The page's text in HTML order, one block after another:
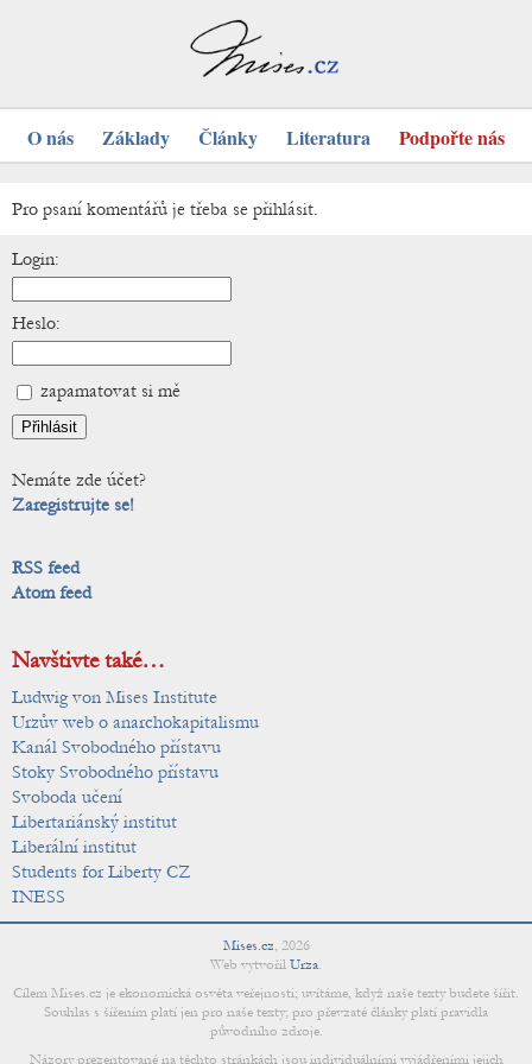
O nás Základy Články Literatura Podpořte nás
Pro psaní komentářů je třeba se přihlásit.
Login:
Heslo:
zapamatovat si mě
Nemáte zde účet?
Zaregistrujte se!
RSS feed
Atom feed
Navštivte také…
Ludwig von Mises Institute
Urzův web o anarchokapitalismu
Kanál Svobodného přístavu
Stoky Svobodného přístavu
Svoboda učení
Libertariánský institut
Liberální institut
Students for Liberty CZ
INESS
Mises.cz, 2026
Web vytvořil Urza.
Cílem Mises.cz je ekonomická osvěta veřejnosti; uvítáme, když naše texty budete šířit.
Souhlas s šířením platí jen pro naše texty; pro převzaté články platí pravidla
původního zdroje.
Názory prezentované na těchto stránkách jsou individuálními vyjádřeními jejich